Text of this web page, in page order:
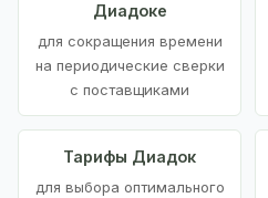
Диадоке
для сокращения времени
на периодические сверки
с поставщиками
Тарифы Диадок
для выбора оптимального